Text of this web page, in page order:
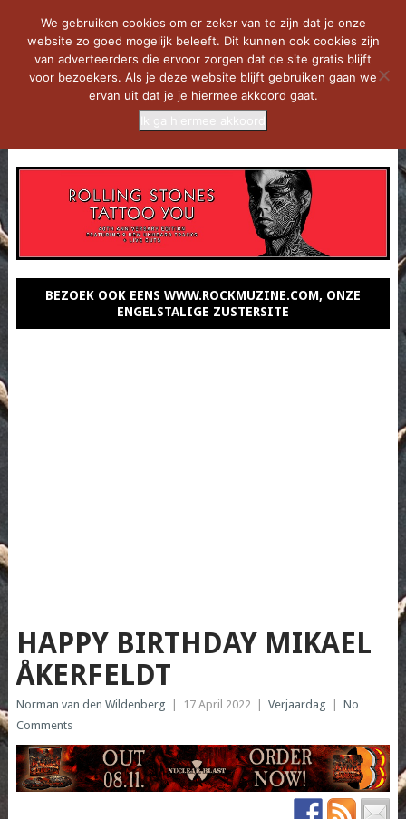
BEZOEK OOK EENS WWW.ROCKMUZINE.COM, ONZE
ENGELSTALIGE ZUSTERSITE
HAPPY BIRTHDAY MIKAEL
ÅKERFELDT
Norman van den Wildenberg 17 April 2022 Verjaardag
No
Comments
We gebruiken cookies om er zeker van te zijn dat je onze
website zo goed mogelijk beleeft. Dit kunnen ook cookies zijn
van adverteerders die ervoor zorgen dat de site gratis blijft
voor bezoekers. Als je deze website blijft gebruiken gaan we
ervan uit dat je je hiermee akkoord gaat.
Ik ga hiermee akkoord